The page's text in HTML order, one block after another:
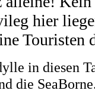
hier
Touristen
in diesen
die